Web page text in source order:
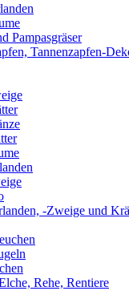
Pampasgräser
Tannenzapfen-
-Zweige und
Rehe, Rentiere